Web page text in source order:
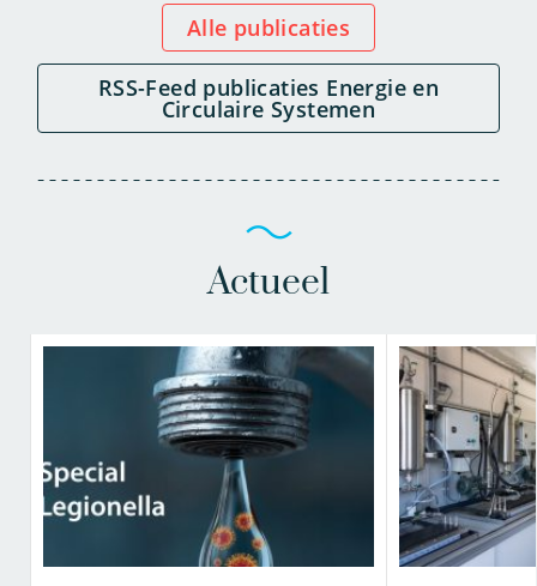
Alle publicaties
RSS-Feed publicaties Energie en
Circulaire Systemen
Actueel